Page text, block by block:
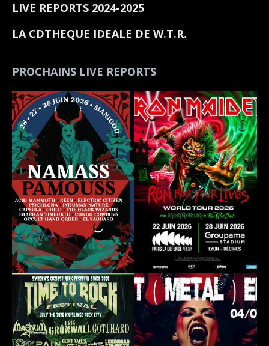
LIVE REPORTS 2024-2025
LA CDTHEQUE IDEALE DE W.T.R.
PROCHAINS LIVE REPORTS